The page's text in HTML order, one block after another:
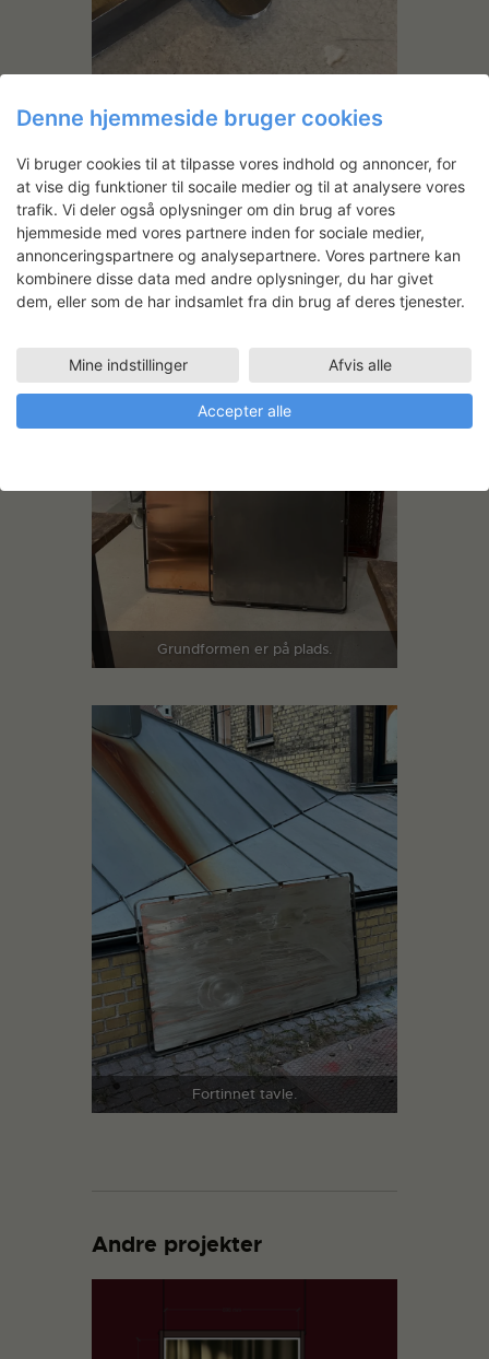
Beslag svejses på rammen.
Grundformen er på plads.
Fortinnet tavle.
Andre projekter
Denne hjemmeside bruger cookies
Vi bruger cookies til at tilpasse vores indhold og annoncer, for
at vise dig funktioner til socaile medier og til at analysere vores
trafik. Vi deler også oplysninger om din brug af vores
hjemmeside med vores partnere inden for sociale medier,
annonceringspartnere og analysepartnere. Vores partnere kan
kombinere disse data med andre oplysninger, du har givet
dem, eller som de har indsamlet fra din brug af deres tjenester.
Mine indstillinger Afvis alle
Accepter alle